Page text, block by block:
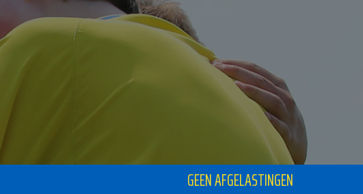
GEEN AFGELASTINGEN